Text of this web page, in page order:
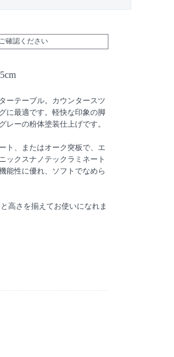
確認ください
ーテーブル。カウンタースツ
に最適です。軽快な印象の脚
レーの粉体塗装仕上げです。
ト、またはオーク突板で、エ
ックスナノテックラミネート
能性に優れ、ソフトでなめら
高さを揃えてお使いになれま